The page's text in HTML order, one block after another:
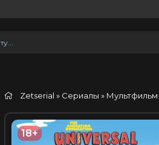
Zetserial » Сериалы » Мультфильм
18+